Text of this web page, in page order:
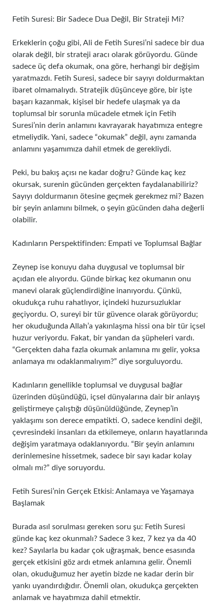
Fetih Suresi: Bir Sadece Dua Değil, Bir Strateji Mi?
Erkeklerin çoğu gibi, Ali de Fetih Suresi’ni sadece bir dua
olarak değil, bir strateji aracı olarak görüyordu. Günde
sadece üç defa okumak, ona göre, herhangi bir değişim
yaratmazdı. Fetih Suresi, sadece bir sayıyı doldurmaktan
ibaret olmamalıydı. Stratejik düşünceye göre, bir işte
başarı kazanmak, kişisel bir hedefe ulaşmak ya da
toplumsal bir sorunla mücadele etmek için Fetih
Suresi’nin derin anlamını kavrayarak hayatımıza entegre
etmeliydik. Yani, sadece “okumak” değil, aynı zamanda
anlamını yaşamımıza dahil etmek de gerekliydi.
Peki, bu bakış açısı ne kadar doğru? Günde kaç kez
okursak, surenin gücünden gerçekten faydalanabiliriz?
Sayıyı doldurmanın ötesine geçmek gerekmez mi? Bazen
bir şeyin anlamını bilmek, o şeyin gücünden daha değerli
olabilir.
Kadınların Perspektifinden: Empati ve Toplumsal Bağlar
Zeynep ise konuyu daha duygusal ve toplumsal bir
açıdan ele alıyordu. Günde birkaç kez okumanın onu
manevi olarak güçlendirdiğine inanıyordu. Çünkü,
okudukça ruhu rahatlıyor, içindeki huzursuzluklar
geçiyordu. O, sureyi bir tür güvence olarak görüyordu;
her okuduğunda Allah’a yakınlaşma hissi ona bir tür içsel
huzur veriyordu. Fakat, bir yandan da şüpheleri vardı.
“Gerçekten daha fazla okumak anlamına mı gelir, yoksa
anlamaya mı odaklanmalıyım?” diye sorguluyordu.
Kadınların genellikle toplumsal ve duygusal bağlar
üzerinden düşündüğü, içsel dünyalarına dair bir anlayış
geliştirmeye çalıştığı düşünüldüğünde, Zeynep’in
yaklaşımı son derece empatikti. O, sadece kendini değil,
çevresindeki insanları da etkilemeye, onların hayatlarında
değişim yaratmaya odaklanıyordu. “Bir şeyin anlamını
derinlemesine hissetmek, sadece bir sayı kadar kolay
olmalı mı?” diye soruyordu.
Fetih Suresi’nin Gerçek Etkisi: Anlamaya ve Yaşamaya
Başlamak
Burada asıl sorulması gereken soru şu: Fetih Suresi
günde kaç kez okunmalı? Sadece 3 kez, 7 kez ya da 40
kez? Sayılarla bu kadar çok uğraşmak, bence esasında
gerçek etkisini göz ardı etmek anlamına gelir. Önemli
olan, okuduğumuz her ayetin bizde ne kadar derin bir
yankı uyandırdığıdır. Önemli olan, okudukça gerçekten
anlamak ve hayatımıza dahil etmektir.